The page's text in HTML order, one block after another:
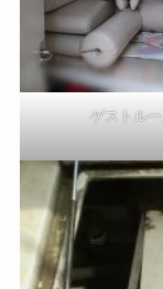
ゲストル